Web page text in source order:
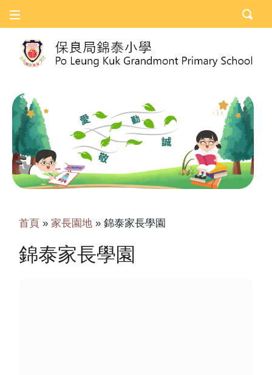
首頁 » 家長園地 » 錦泰家長學園
錦泰家長學園